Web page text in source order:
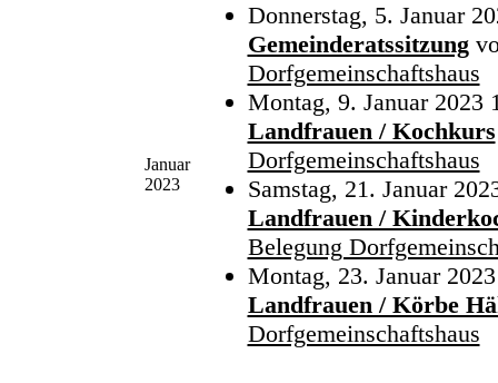
Januar
2023
Donnerstag, 5. Januar
Gemeinderatssitzung
Dorfgemeinschaftshaus
Montag, 9. Januar 2023
Landfrauen / Kochkurs
Dorfgemeinschaftshaus
Samstag, 21. Januar
Landfrauen /
Belegung
Montag, 23. Januar
Landfrauen / Körbe
Dorfgemeinschaftshaus